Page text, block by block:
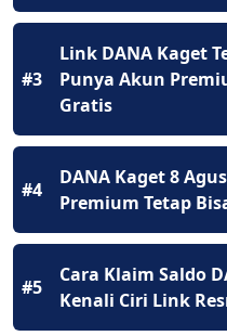
#3
Link DANA Kaget
Punya Akun
Gratis
#4
DANA Kaget 8
Premium Tetap
#5
Cara Klaim Saldo
Kenali Ciri Link